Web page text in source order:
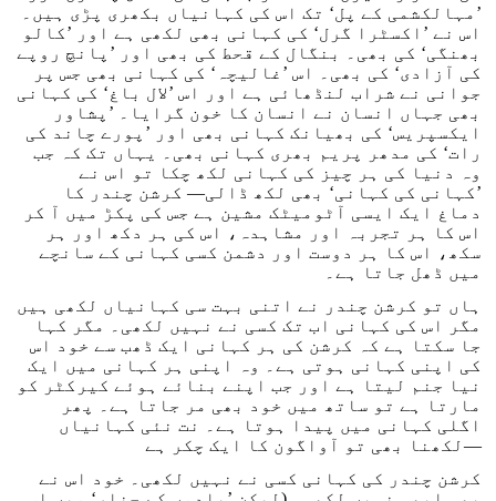
’مہالکشمی کے پل‘ تک اس کی کہانیاں بکھری پڑی ہیں۔
اس نے ’اکسٹرا گرل‘ کی کہانی بھی لکھی ہے اور ’کالو
بھنگی‘ کی بھی۔ بنگال کے قحط کی بھی اور ’پانچ روپے
کی آزادی‘ کی بھی۔ اس ’غالیچہ‘ کی کہانی بھی جس پر
جوانی نے شراب لنڈھائی ہے اور اس ’لال باغ‘ کی کہانی
بھی جہاں انسان نے انسان کا خون گرایا۔ ’پشاور
ایکسپریس‘ کی بھیانک کہانی بھی اور ’پورے چاند کی
رات‘ کی مدھر پریم بھری کہانی بھی۔ یہاں تک کہ جب
وہ دنیا کی ہر چیز کی کہانی لکھ چکا تو اس نے
’کہانی کی کہانی‘ بھی لکھ ڈالی— کرشن چندر کا
دماغ ایک ایسی آٹومیٹک مشین ہے جس کی پکڑ میں آ کر
اس کا ہر تجربہ اور مشاہدہ، اس کی ہر دکھ اور ہر
سکھ، اس کا ہر دوست اور دشمن کسی کہانی کے سانچے
میں ڈھل جاتا ہے۔
ہاں تو کرشن چندر نے اتنی بہت سی کہانیاں لکھی ہیں
مگر اس کی کہانی اب تک کسی نے نہیں لکھی۔ مگر کہا
جا سکتا ہے کہ کرشن کی ہر کہانی ایک ڈھب سے خود اس
کی اپنی کہانی ہوتی ہے۔ وہ اپنی ہر کہانی میں ایک
نیا جنم لیتا ہے اور جب اپنے بنائے ہوئے کیرکٹر کو
مارتا ہے تو ساتھ میں خود بھی مر جاتا ہے۔ پھر
اگلی کہانی میں پیدا ہوتا ہے۔ نت نئی کہانیاں
لکھنا بھی تو آواگون کا ایک چکر ہے—
کرشن چندر کی کہانی کسی نے نہیں لکھی۔ خود اس نے